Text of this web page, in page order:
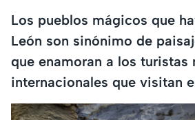
Los pueblos mágicos que
León son sinónimo de
que enamoran a los turistas
internacionales que visitan